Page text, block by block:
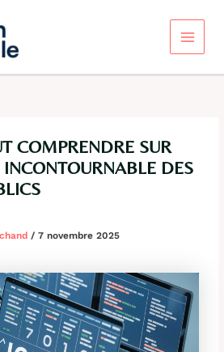
Main
Menu
COMPRENDRE SUR
INCONTOURNABLE DES
/7 novembre 2025